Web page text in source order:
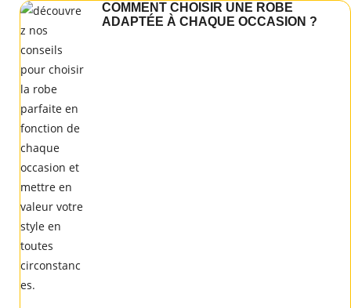
COMMENT CHOISIR UNE ROBE
ADAPTÉE À CHAQUE OCCASION ?